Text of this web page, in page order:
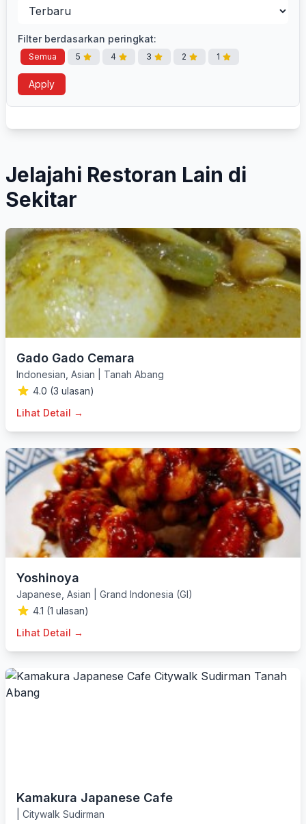
Filter berdasarkan peringkat:
Semua 5 4 3 2 1
Apply
Jelajahi Restoran Lain di
Sekitar
Gado Gado Cemara
Indonesian Asian
Tanah Abang
4.0 (3 ulasan)
Lihat Detail →
Yoshinoya
Japanese Asian
Grand Indonesia (GI)
4.1 (1 ulasan)
Lihat Detail →
Kamakura Japanese Cafe
Citywalk Sudirman